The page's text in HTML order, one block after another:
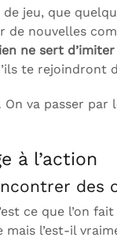
jeu, que
de nouvelles
ne sert
te rejoindront
va passer
à l’action
des
ce que l’on
l’est-il